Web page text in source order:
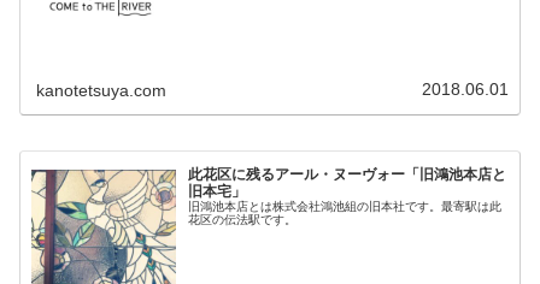
kanotetsuya.com 2018.06.01
此花区に残るアール・ヌーヴォー「旧鴻池本店と
旧本宅」
旧鴻池本店とは株式会社鴻池組の旧本社です。最寄駅は此
花区の伝法駅です。